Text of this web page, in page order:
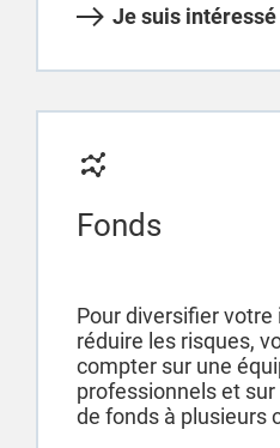
Je suis intéressé
Fonds
Pour diversifier
réduire les risques,
compter sur une
professionnels et
de fonds à plusieurs